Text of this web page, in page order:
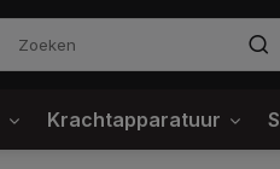
Krachtapparatuur